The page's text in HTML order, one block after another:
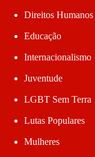
Direitos Humanos
Educação
Internacionalismo
Juventude
LGBT Sem Terra
Lutas Populares
Mulheres